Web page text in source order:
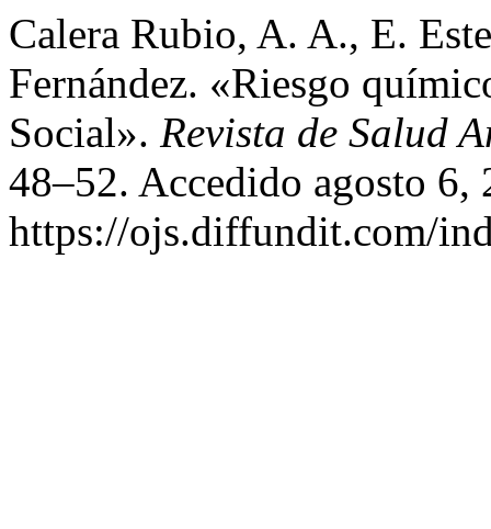
Calera Rubio, A. A., E.
Fernández. «Riesgo
Social». Revista de Salud
48–52. Accedido agosto 6,
https://ojs.diffundit.com/